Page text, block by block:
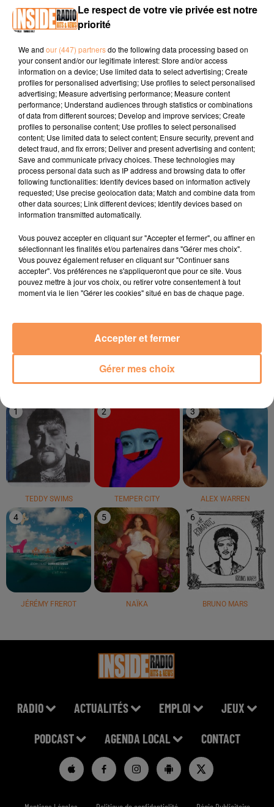
19h au Complexe Victor Hugoagenda-loto.net
00:37 ORLEIX / Les boucles de l'Alaric dimanche 1er juin
00:54 ANGLET / Girouette en feête diamcneh 01 juin de
10h à 18hwww.en-pays-basque.fr
TITRES DIFFUSÉS
3h36
3h36 3h33
3h33
Amour Amore
3h29
3h29
1
TEDDY SWIMS
2
TEMPER CITY
3
ALEX WARREN
4
JÉRÉMY FREROT
5
NAÏKA
6
BRUNO MARS
RADIO ACTUALITÉS EMPLOI JEUX
PODCAST AGENDA LOCAL CONTACT
Le respect de votre vie privée est notre
priorité
We and our (447) partnersdo the following data processing based on
your consent and/or our legitimate interest: Store and/or access
information on a device; Use limited data to select advertising; Create
profiles for personalised advertising; Use profiles to select personalised
advertising; Measure advertising performance; Measure content
performance; Understand audiences through statistics or combinations
of data from different sources; Develop and improve services; Create
profiles to personalise content; Use profiles to select personalised
content; Use limited data to select content; Ensure security, prevent and
detect fraud, and fix errors; Deliver and present advertising and content;
Save and communicate privacy choices. These technologies may
process personal data such as IP address and browsing data to offer
following functionalities: Identify devices based on information actively
requested; Use precise geolocation data; Match and combine data from
other data sources; Link different devices; Identify devices based on
information transmitted automatically.
Vous pouvez accepter en cliquant sur "Accepter et fermer", ou affiner en
sélectionnant les finalités et/ou partenaires dans "Gérer mes choix".
Vous pouvez également refuser en cliquant sur "Continuer sans
accepter". Vos préférences ne s'appliqueront que pour ce site. Vous
pouvez mettre à jour vos choix, ou retirer votre consentement à tout
moment via le lien "Gérer les cookies" situé en bas de chaque page.
Gérer mes choix
Accepter et fermer